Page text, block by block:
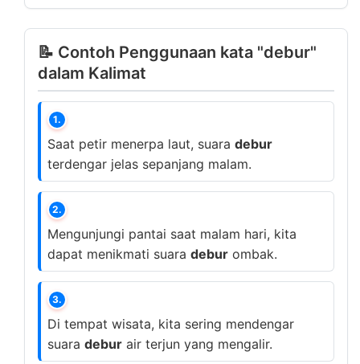
📝 Contoh Penggunaan kata "debur"
dalam Kalimat
1.
Saat petir menerpa laut, suara debur
terdengar jelas sepanjang malam.
2.
Mengunjungi pantai saat malam hari, kita
dapat menikmati suara debur ombak.
3.
Di tempat wisata, kita sering mendengar
suara debur air terjun yang mengalir.